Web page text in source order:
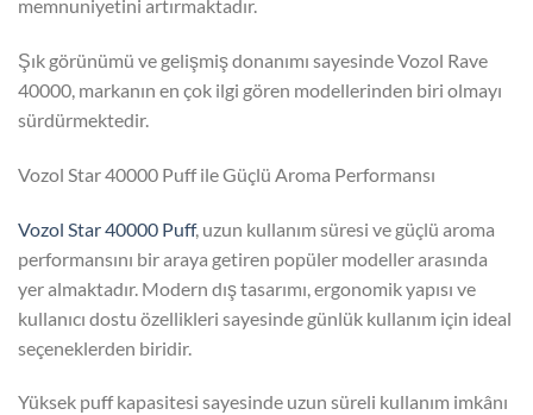
memnuniyetini artırmaktadır.
Şık görünümü ve gelişmiş donanımı sayesinde Vozol Rave
40000, markanın en çok ilgi gören modellerinden biri olmayı
sürdürmektedir.
Vozol Star 40000 Puff ile Güçlü Aroma Performansı
Vozol Star 40000 Puff, uzun kullanım süresi ve güçlü aroma
performansını bir araya getiren popüler modeller arasında
yer almaktadır. Modern dış tasarımı, ergonomik yapısı ve
kullanıcı dostu özellikleri sayesinde günlük kullanım için ideal
seçeneklerden biridir.
Yüksek puff kapasitesi sayesinde uzun süreli kullanım imkânı